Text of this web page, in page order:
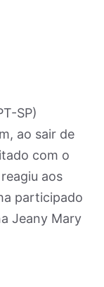
SP)
ao sair de
com o
aos
participado
Jeany Mary